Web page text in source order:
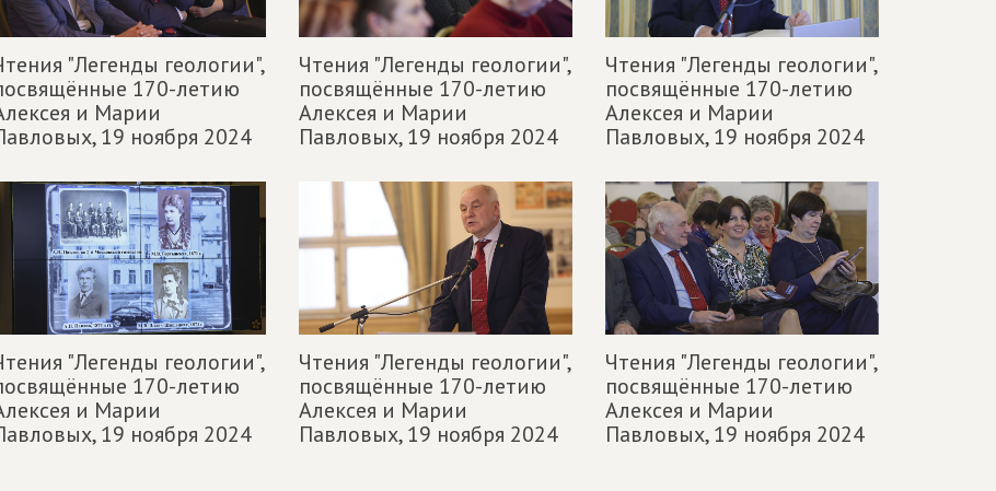
"Легенды геологии",
170-летию
и Марии
19 ноября 2024
Чтения "Легенды геологии",
посвящённые 170-летию
Алексея и Марии
Павловых,19 ноября 2024
Чтения "Легенды геологии",
посвящённые 170-летию
Алексея и Марии
Павловых,19 ноября 2024
"Легенды геологии",
170-летию
и Марии
19 ноября 2024
Чтения "Легенды геологии",
посвящённые 170-летию
Алексея и Марии
Павловых,19 ноября 2024
Чтения "Легенды геологии",
посвящённые 170-летию
Алексея и Марии
Павловых,19 ноября 2024